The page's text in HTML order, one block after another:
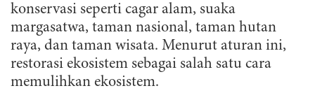
konservasi seperti cagar alam, suaka
margasatwa, taman nasional, taman hutan
raya, dan taman wisata. Menurut aturan ini,
restorasi ekosistem sebagai salah satu cara
memulihkan ekosistem.